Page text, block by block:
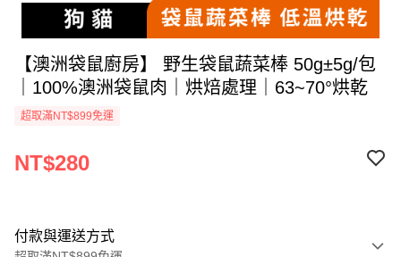
【澳洲袋鼠廚房】 野生袋鼠蔬菜棒 50g±5g/包
｜100%澳洲袋鼠肉｜烘焙處理｜63~70°烘乾
超取滿NT$899免運
NT$280
付款與運送方式